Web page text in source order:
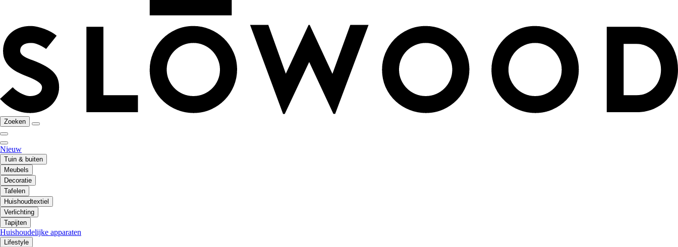
Zoeken
Nieuw
Tuin & buiten
Meubels
Decoratie
Tafelen
Huishoudtextiel
Verlichting
Tapijten
Huishoudelijke apparaten
Lifestyle